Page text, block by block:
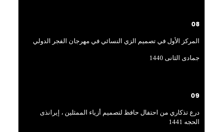
08
المركز الأول في تصميم الزي النسائي في مهرجان الفجر الدولي
جمادی الثانی 1440
09
درع تذكاري من احتفال حافظ لتصميم أزياء الممثلين ، إيرانذی
الحجه 1441